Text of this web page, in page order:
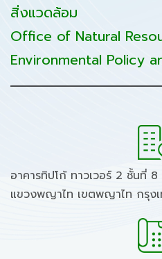
สิ่งแวดล้อม
Office of Natural
Environmental Policy
อาคารทิปโก้ ทาวเวอร์ 2 ชั้นที่ 8
แขวงพญาไท เขตพญาไท กรุง